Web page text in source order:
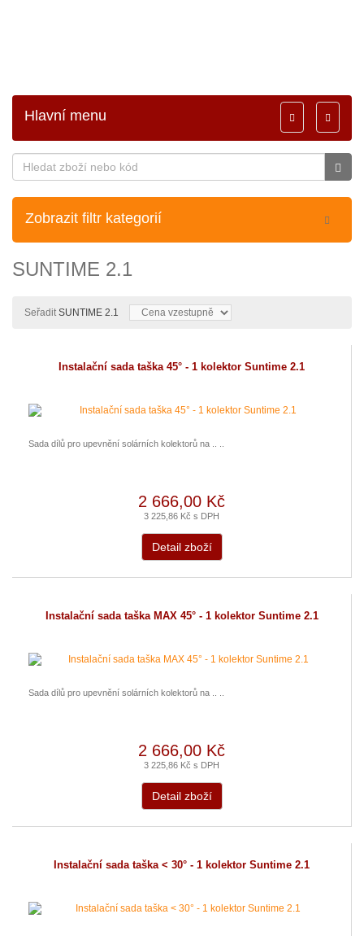
Toggle
Toggle
navigation
Hlavní menu
Zobrazit filtr kategorií
SUNTIME 2.1
SeřaditSUNTIME 2.1
Instalační sada taška 45° - 1 kolektor Suntime 2.1
Sada dílů pro upevnění solárních kolektorů na .. ..
2 666,00 Kč
3 225,86 Kč s DPH
Detail zboží
Instalační sada taška MAX 45° - 1 kolektor Suntime 2.1
Sada dílů pro upevnění solárních kolektorů na .. ..
2 666,00 Kč
3 225,86 Kč s DPH
Detail zboží
Instalační sada taška < 30° - 1 kolektor Suntime 2.1